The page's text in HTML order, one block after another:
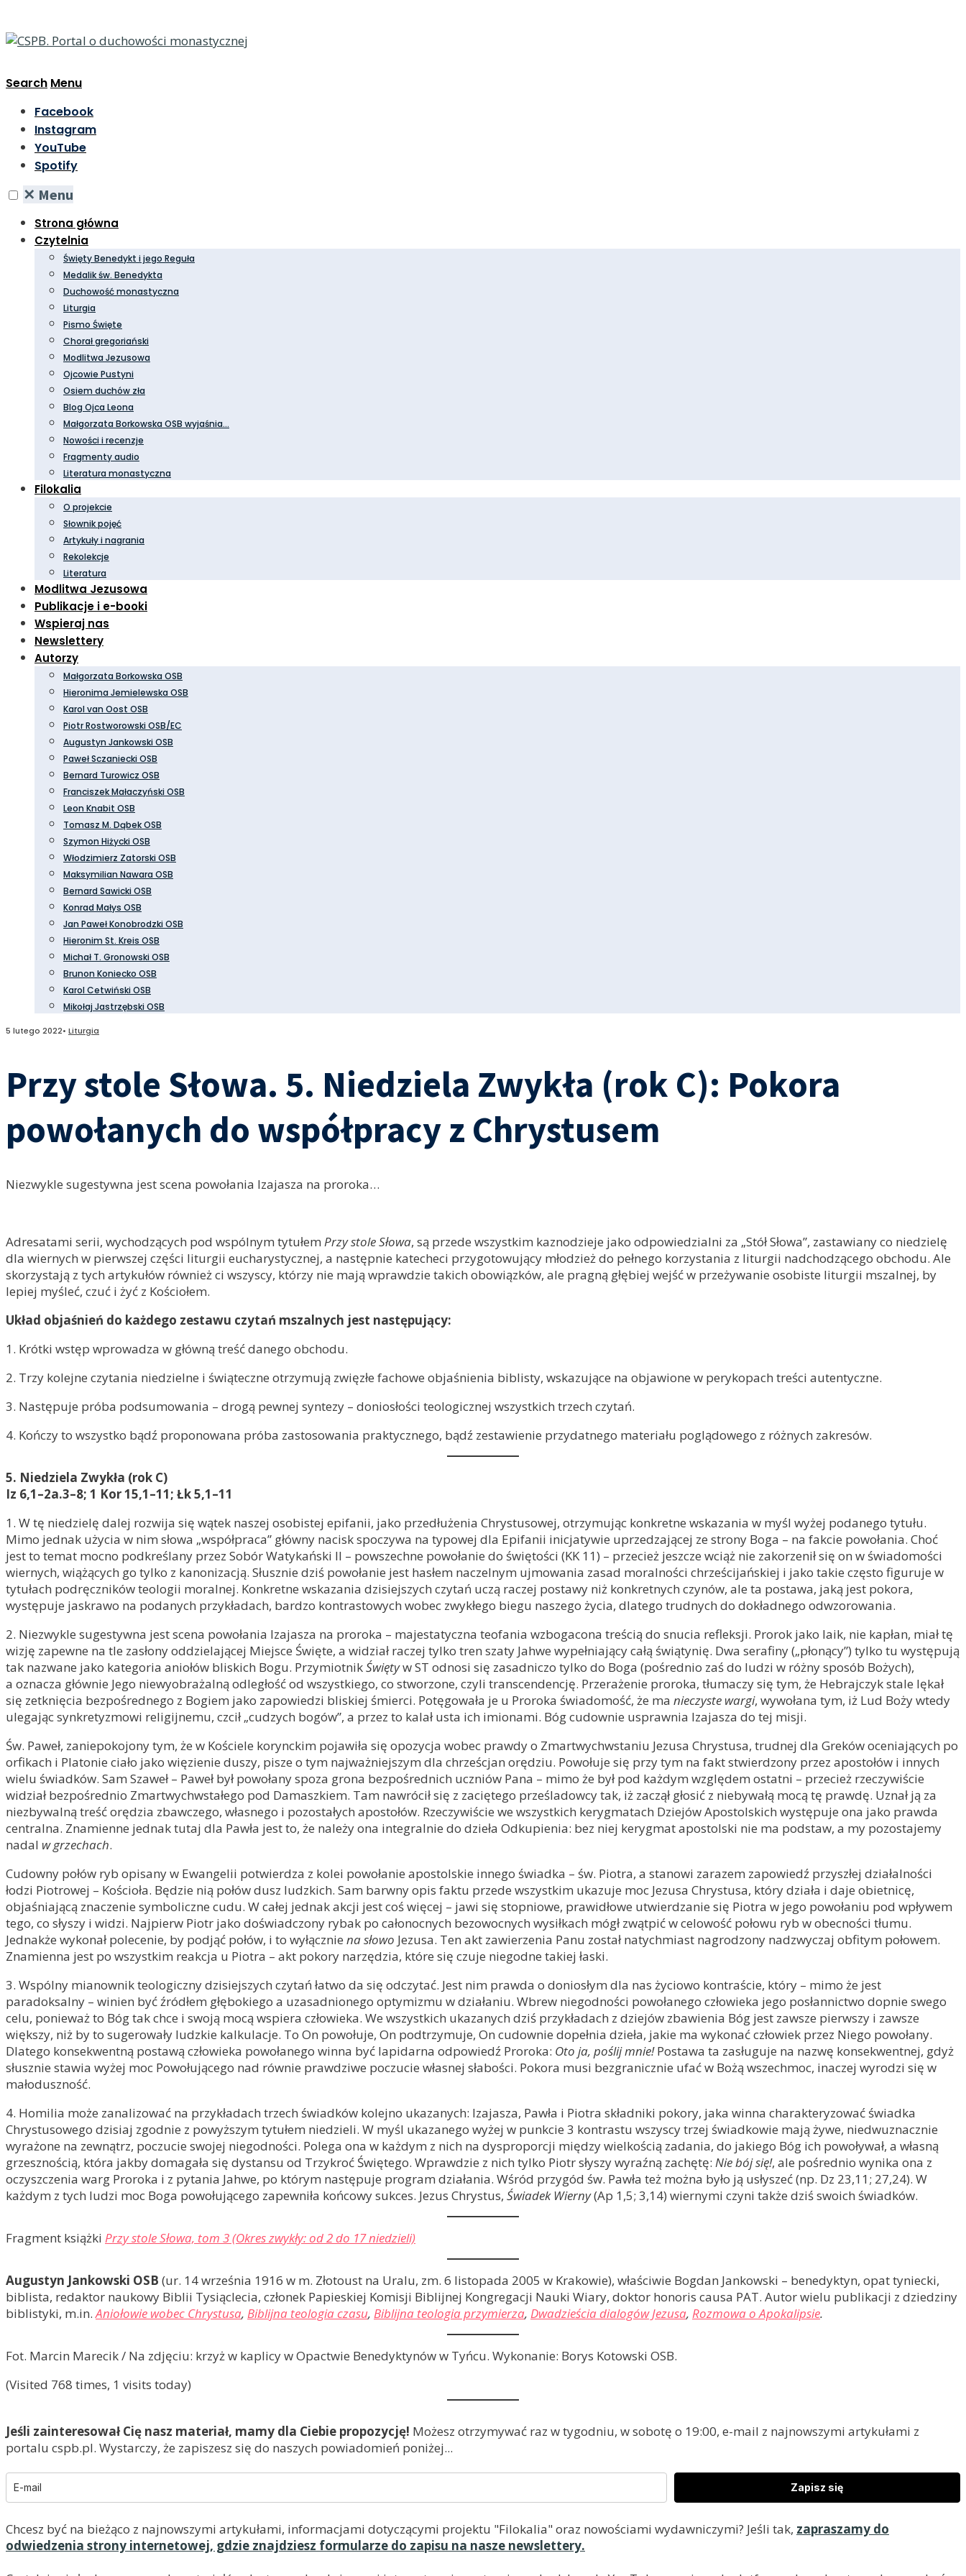
Search Menu
Facebook
Instagram
YouTube
Spotify
✕ Menu
Strona główna
Czytelnia
Święty Benedykt i jego Reguła
Medalik św. Benedykta
Duchowość monastyczna
Liturgia
Pismo Święte
Chorał gregoriański
Modlitwa Jezusowa
Ojcowie Pustyni
Osiem duchów zła
Blog Ojca Leona
Małgorzata Borkowska OSB wyjaśnia…
Nowości i recenzje
Fragmenty audio
Literatura monastyczna
Filokalia
O projekcie
Słownik pojęć
Artykuły i nagrania
Rekolekcje
Literatura
Modlitwa Jezusowa
Publikacje i e-booki
Wspieraj nas
Newslettery
Autorzy
Małgorzata Borkowska OSB
Hieronima Jemielewska OSB
Karol van Oost OSB
Piotr Rostworowski OSB/EC
Augustyn Jankowski OSB
Paweł Sczaniecki OSB
Bernard Turowicz OSB
Franciszek Małaczyński OSB
Leon Knabit OSB
Tomasz M. Dąbek OSB
Szymon Hiżycki OSB
Włodzimierz Zatorski OSB
Maksymilian Nawara OSB
Bernard Sawicki OSB
Konrad Małys OSB
Jan Paweł Konobrodzki OSB
Hieronim St. Kreis OSB
Michał T. Gronowski OSB
Brunon Koniecko OSB
Karol Cetwiński OSB
Mikołaj Jastrzębski OSB
5 lutego 2022• Liturgia
Przy stole Słowa. 5. Niedziela Zwykła (rok C): Pokora
powołanych do współpracy z Chrystusem
Niezwykle sugestywna jest scena powołania Izajasza na proroka…
Adresatami serii, wychodzących pod wspólnym tytułem Przy stole Słowa, są przede wszystkim kaznodzieje jako odpowiedzialni za „Stół Słowa”, zastawiany co niedzielę
dla wiernych w pierwszej części liturgii eucharystycznej, a następnie katecheci przygotowujący młodzież do pełnego korzystania z liturgii nadchodzącego obchodu. Ale
skorzystają z tych artykułów również ci wszyscy, którzy nie mają wprawdzie takich obowiązków, ale pragną głębiej wejść w przeżywanie osobiste liturgii mszalnej, by
lepiej myśleć, czuć i żyć z Kościołem.
Układ objaśnień do każdego zestawu czytań mszalnych jest następujący:
1. Krótki wstęp wprowadza w główną treść danego obchodu.
2. Trzy kolejne czytania niedzielne i świąteczne otrzymują zwięzłe fachowe objaśnienia biblisty, wskazujące na objawione w perykopach treści autentyczne.
3. Następuje próba podsumowania – drogą pewnej syntezy – doniosłości teologicznej wszystkich trzech czytań.
4. Kończy to wszystko bądź proponowana próba zastosowania praktycznego, bądź zestawienie przydatnego materiału poglądowego z różnych zakresów.
5. Niedziela Zwykła (rok C)
Iz 6,1–2a.3–8; 1 Kor 15,1–11; Łk 5,1–11
1. W tę niedzielę dalej rozwija się wątek naszej osobistej epifanii, jako przedłużenia Chrystusowej, otrzymując konkretne wskazania w myśl wyżej podanego tytułu.
Mimo jednak użycia w nim słowa „współpraca” główny nacisk spoczywa na typowej dla Epifanii inicjatywie uprzedzającej ze strony Boga – na fakcie powołania. Choć
jest to temat mocno podkreślany przez Sobór Watykański II – powszechne powołanie do świętości (KK 11) – przecież jeszcze wciąż nie zakorzenił się on w świadomości
wiernych, wiążących go tylko z kanonizacją. Słusznie dziś powołanie jest hasłem naczelnym ujmowania zasad moralności chrześcijańskiej i jako takie często figuruje w
tytułach podręczników teologii moralnej. Konkretne wskazania dzisiejszych czytań uczą raczej postawy niż konkretnych czynów, ale ta postawa, jaką jest pokora,
występuje jaskrawo na podanych przykładach, bardzo kontrastowych wobec zwykłego biegu naszego życia, dlatego trudnych do dokładnego odwzorowania.
2. Niezwykle sugestywna jest scena powołania Izajasza na proroka – majestatyczna teofania wzbogacona treścią do snucia refleksji. Prorok jako laik, nie kapłan, miał tę
wizję zapewne na tle zasłony oddzielającej Miejsce Święte, a widział raczej tylko tren szaty Jahwe wypełniający całą świątynię. Dwa serafiny („płonący”) tylko tu występują
tak nazwane jako kategoria aniołów bliskich Bogu. PrzymiotnikŚwiętyw ST odnosi się zasadniczo tylko do Boga (pośrednio zaś do ludzi w różny sposób Bożych),
a oznacza głównie Jego niewyobrażalną odległość od wszystkiego, co stworzone, czyli transcendencję. Przerażenie proroka, tłumaczy się tym, że Hebrajczyk stale lękał
się zetknięcia bezpośrednego z Bogiem jako zapowiedzi bliskiej śmierci. Potęgowała je u Proroka świadomość, że ma nieczyste wargi, wywołana tym, iż Lud Boży wtedy
ulegając synkretyzmowi religijnemu, czcił „cudzych bogów”, a przez to kalał usta ich imionami. Bóg cudownie usprawnia Izajasza do tej misji.
Św. Paweł, zaniepokojony tym, że w Kościele korynckim pojawiła się opozycja wobec prawdy o Zmartwychwstaniu Jezusa Chrystusa, trudnej dla Greków oceniających po
orfikach i Platonie ciało jako więzienie duszy, pisze o tym najważniejszym dla chrześcjan orędziu. Powołuje się przy tym na fakt stwierdzony przez apostołów i innych
wielu świadków. Sam Szaweł – Paweł był powołany spoza grona bezpośrednich uczniów Pana – mimo że był pod każdym względem ostatni – przecież rzeczywiście
widział bezpośrednio Zmartwychwstałego pod Damaszkiem. Tam nawrócił się z zaciętego prześladowcy tak, iż zaczął głosić z niebywałą mocą tę prawdę. Uznał ją za
niezbywalną treść orędzia zbawczego, własnego i pozostałych apostołów. Rzeczywiście we wszystkich kerygmatach Dziejów Apostolskich występuje ona jako prawda
centralna. Znamienne jednak tutaj dla Pawła jest to, że należy ona integralnie do dzieła Odkupienia: bez niej kerygmat apostolski nie ma podstaw, a my pozostajemy
nadal w grzechach.
Cudowny połów ryb opisany w Ewangelii potwierdza z kolei powołanie apostolskie innego świadka – św. Piotra, a stanowi zarazem zapowiedź przyszłej działalności
łodzi Piotrowej – Kościoła. Będzie nią połów dusz ludzkich. Sam barwny opis faktu przede wszystkim ukazuje moc Jezusa Chrystusa, który działa i daje obietnicę,
objaśniającą znaczenie symboliczne cudu. W całej jednak akcji jest coś więcej – jawi się stopniowe, prawidłowe utwierdzanie się Piotra w jego powołaniu pod wpływem
tego, co słyszy i widzi. Najpierw Piotr jako doświadczony rybak po całonocnych bezowocnych wysiłkach mógł zwątpić w celowość połowu ryb w obecności tłumu.
Jednakże wykonał polecenie, by podjąć połów, i to wyłącznie na słowo Jezusa. Ten akt zawierzenia Panu został natychmiast nagrodzony nadzwyczaj obfitym połowem.
Znamienna jest po wszystkim reakcja u Piotra – akt pokory narzędzia, które się czuje niegodne takiej łaski.
3. Wspólny mianownik teologiczny dzisiejszych czytań łatwo da się odczytać. Jest nim prawda o doniosłym dla nas życiowo kontraście, który – mimo że jest
paradoksalny – winien być źródłem głębokiego a uzasadnionego optymizmu w działaniu. Wbrew niegodności powołanego człowieka jego posłannictwo dopnie swego
celu, ponieważ to Bóg tak chce i swoją mocą wspiera człowieka. We wszystkich ukazanych dziś przykładach z dziejów zbawienia Bóg jest zawsze pierwszy i zawsze
większy, niż by to sugerowały ludzkie kalkulacje. To On powołuje, On podtrzymuje, On cudownie dopełnia dzieła, jakie ma wykonać człowiek przez Niego powołany.
Dlatego konsekwentną postawą człowieka powołanego winna być lapidarna odpowiedź Proroka: Oto ja, poślij mnie!Postawa ta zasługuje na nazwę konsekwentnej, gdyż
słusznie stawia wyżej moc Powołującego nad równie prawdziwe poczucie własnej słabości. Pokora musi bezgranicznie ufać w Bożą wszechmoc, inaczej wyrodzi się w
małoduszność.
4. Homilia może zanalizować na przykładach trzech świadków kolejno ukazanych: Izajasza, Pawła i Piotra składniki pokory, jaka winna charakteryzować świadka
Chrystusowego dzisiaj zgodnie z powyższym tytułem niedzieli. W myśl ukazanego wyżej w punkcie 3 kontrastu wszyscy trzej świadkowie mają żywe, niedwuznacznie
wyrażone na zewnątrz, poczucie swojej niegodności. Polega ona w każdym z nich na dysproporcji między wielkością zadania, do jakiego Bóg ich powoływał, a własną
grzesznością, która jakby domagała się dystansu od Trzykroć Świętego. Wprawdzie z nich tylko Piotr słyszy wyraźną zachętę: Nie bój się!, ale pośrednio wynika ona z
oczyszczenia warg Proroka i z pytania Jahwe, po którym następuje program działania. Wśród przygód św. Pawła też można było ją usłyszeć (np. Dz 23,11; 27,24). W
każdym z tych ludzi moc Boga powołującego zapewniła końcowy sukces. Jezus Chrystus, Świadek Wierny(Ap 1,5; 3,14) wiernymi czyni także dziś swoich świadków.
Fragment książki Przy stole Słowa, tom 3 (Okres zwykły: od 2 do 17 niedzieli)
Augustyn Jankowski OSB (ur. 14 września 1916 w m. Złotoust na Uralu, zm. 6 listopada 2005 w Krakowie), właściwie Bogdan Jankowski – benedyktyn, opat tyniecki,
biblista, redaktor naukowy Biblii Tysiąclecia, członek Papieskiej Komisji Biblijnej Kongregacji Nauki Wiary, doktor honoris causa PAT. Autor wielu publikacji z dziedziny
biblistyki, m.in.Aniołowie wobec Chrystusa, Biblijna teologia czasu, Biblijna teologia przymierza, Dwadzieścia dialogów Jezusa, Rozmowa o Apokalipsie.
Fot. Marcin Marecik / Na zdjęciu: krzyż w kaplicy w Opactwie Benedyktynów w Tyńcu. Wykonanie: Borys Kotowski OSB.
(Visited 768 times, 1 visits today)
Jeśli zainteresował Cię nasz materiał, mamy dla Ciebie propozycję! Możesz otrzymywać raz w tygodniu, w sobotę o 19:00, e-mail z najnowszymi artykułami z
portalu cspb.pl. Wystarczy, że zapiszesz się do naszych powiadomień poniżej...
Zapisz się
Chcesz być na bieżąco z najnowszymi artykułami, informacjami dotyczącymi projektu "Filokalia" oraz nowościami wydawniczymi? Jeśli tak, zapraszamy do
odwiedzenia strony internetowej, gdzie znajdziesz formularze do zapisu na nasze newslettery.